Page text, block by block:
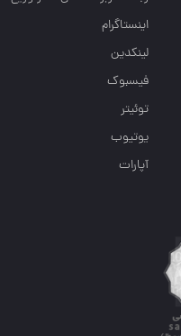
اینستاگرام
لینکدین
فیسبوک
توئیتر
یوتیوب
آپارات